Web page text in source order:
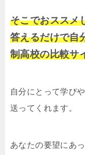
そこでおススメ
答えるだけで自
制高校の比較サ
自分にとって学び
送ってくれます。
あなたの要望にあ